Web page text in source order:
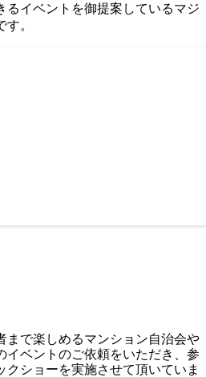
るイベントを御提案しているマジ
。
まで楽しめるマンション自治会や
イベントのご依頼をいただき、参
クショーを実施させて頂いていま